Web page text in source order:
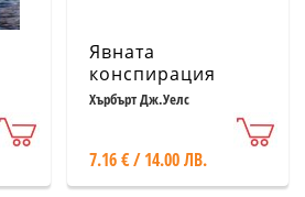
Явната
конспирация
Хърбърт Дж.Уелс
7.16 € / 14.00 ЛВ.